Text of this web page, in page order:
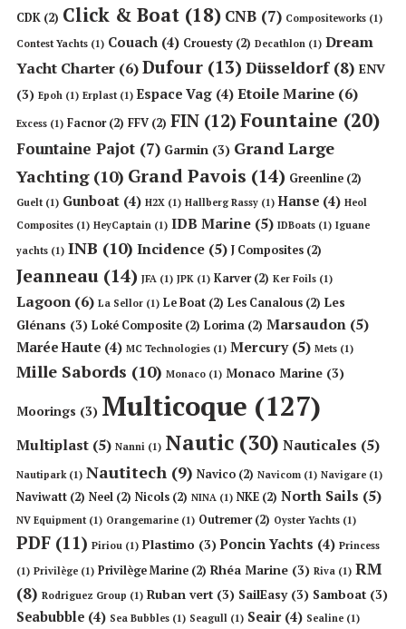
CDK (2) Click & Boat (18) CNB (7) Compositeworks (1)
Contest Yachts (1) Couach (4) Crouesty (2) Decathlon (1) Dream
Yacht Charter (6)Dufour (13) Düsseldorf(8) ENV
(3) Epoh (1) Erplast (1) Espace Vag (4) Etoile Marine (6)
Excess (1) Facnor(2) FFV (2) FIN (12) Fountaine (20)
Fountaine Pajot (7) Garmin (3) Grand Large
Yachting(10) Grand Pavois (14) Greenline (2)
Guelt (1) Gunboat (4) H2X (1) Hallberg Rassy (1) Hanse (4) Heol
Composites (1) HeyCaptain (1) IDB Marine (5) IDBoats (1) Iguane
yachts (1) INB (10) Incidence (5) J Composites (2)
Jeanneau (14) JFA (1) JPK (1) Karver(2) Ker Foils (1)
Lagoon (6) La Sellor (1) Le Boat (2) Les Canalous (2) Les
Glénans (3) Loké Composite (2) Lorima (2) Marsaudon (5)
Marée Haute (4) MC Technologies (1) Mercury(5) Mets (1)
Mille Sabords (10) Monaco (1) Monaco Marine (3)
Moorings (3) Multicoque (127)
Multiplast (5) Nanni (1) Nautic (30) Nauticales (5)
Nautipark (1) Nautitech (9) Navico (2) Navicom (1) Navigare (1)
Naviwatt (2) Neel (2) Nicols (2) NINA (1) NKE (2) North Sails (5)
NV Equipment (1) Orangemarine (1) Outremer(2) Oyster Yachts (1)
PDF (11) Piriou (1) Plastimo (3) Poncin Yachts (4) Princess
(1) Privilège (1) Privilège Marine (2) Rhéa Marine (3) Riva (1) RM
(8) Rodriguez Group (1) Ruban vert (3) SailEasy(3) Samboat (3)
Seabubble (4) Sea Bubbles (1) Seagull (1) Seair(4) Sealine (1)